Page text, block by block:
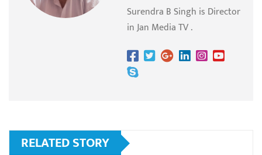
Surendra B Singh is Director
in Jan Media TV .
RELATED STORY